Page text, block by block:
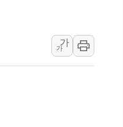
, '관저 이전 봐주기 감사' 유병호
피해자 보호단체, 경찰수사개
가
가